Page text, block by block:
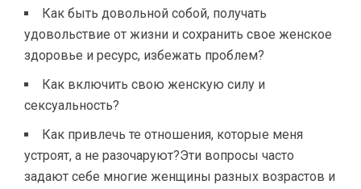
Как быть довольной собой, получать
удовольствие от жизни и сохранить свое женское
здоровье и ресурс, избежать проблем?
Как включить свою женскую силу и
сексуальность?
Как привлечь те отношения, которые меня
устроят, а не разочаруют?Эти вопросы часто
задают себе многие женщины разных возрастов и